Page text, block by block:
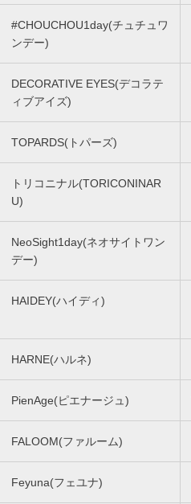
#CHOUCHOU1day(チュチュワ
ンデー)
DECORATIVE EYES(デコラテ
ィブアイズ)
TOPARDS(トパーズ)
トリコニナル(TORICONINAR
U)
NeoSight1day(ネオサイトワン
デー)
HAIDEY(ハイディ)
HARNE(ハルネ)
PienAge(ピエナージュ)
FALOOM(ファルーム)
Feyuna(フェユナ)